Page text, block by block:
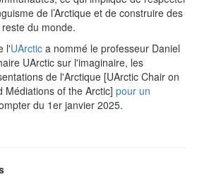
de l’Arctique et de construire des
du monde.
l'UArctic a nommé le professeur Daniel
UArctic sur l'imaginaire, les
de l'Arctique [UArctic Chair on
Médiations of the Arctic] pour un
du 1er janvier 2025.